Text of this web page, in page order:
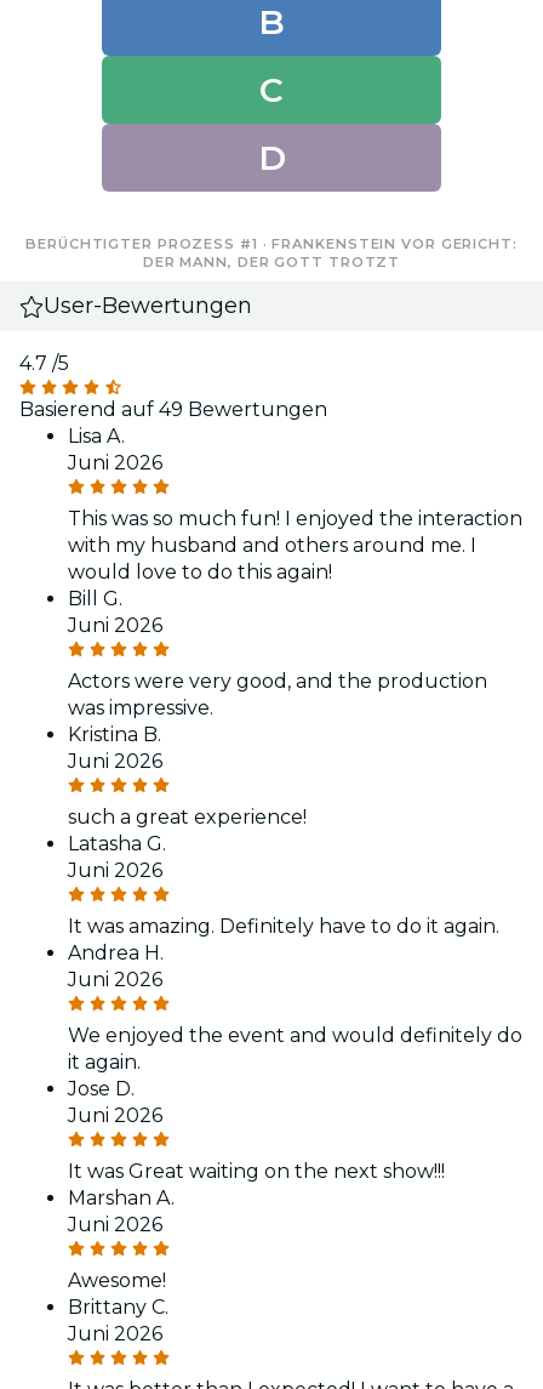
B
C
D
BERÜCHTIGTER PROZESS #1 · FRANKENSTEIN VOR GERICHT:
DER MANN, DER GOTT TROTZT
User-Bewertungen
4.7 /5
Basierend auf 49 Bewertungen
Lisa A.
Juni 2026
This was so much fun! I enjoyed the interaction
with my husband and others around me. I
would love to do this again!
Bill G.
Juni 2026
Actors were very good, and the production
was impressive.
Kristina B.
Juni 2026
such a great experience!
Latasha G.
Juni 2026
It was amazing. Definitely have to do it again.
Andrea H.
Juni 2026
We enjoyed the event and would definitely do
it again.
Jose D.
Juni 2026
It was Great waiting on the next show!!!
Marshan A.
Juni 2026
Awesome!
Brittany C.
Juni 2026